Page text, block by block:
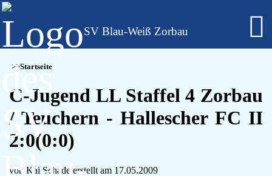
Alte Herren
Fußball - Frauen
Regionalklasse 4 - Sachsen-Anhalt
SV Blau-Weiß Zorbau
Startseite
C-Jugend LL Staffel 4 Zorbau
/ Teuchern - Hallescher FC II
2:0(0:0)
von Kai Schade erstellt am 17.05.2009